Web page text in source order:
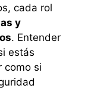
cada rol
y
. Entender
estás
como si